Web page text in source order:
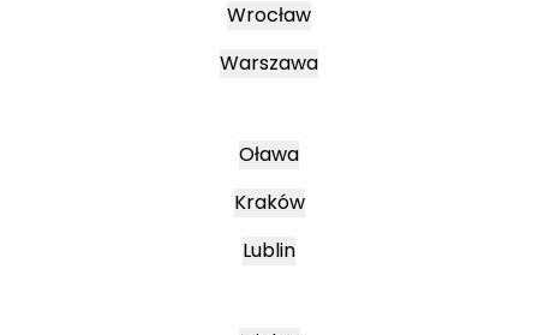
Wrocław
Warszawa
Oława
Kraków
Lublin